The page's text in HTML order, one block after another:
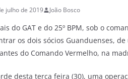
julho de 2019 João Bosco
do GAT e do 25º BPM, sob o
os dois sócios Guanduenses,
do Comando Vermelho, na
desta terça feira (30), uma